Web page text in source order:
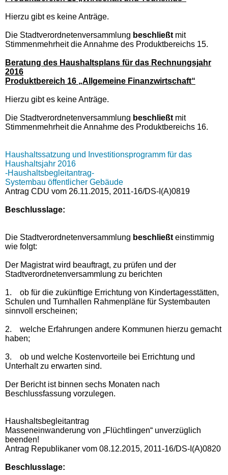
Hierzu gibt es keine Anträge.
Die Stadtverordnetenversammlung beschließt mit
Stimmenmehrheit die Annahme des Produktbereichs 15.
Beratung des Haushaltsplans für das Rechnungsjahr
2016
Produktbereich 16 „Allgemeine Finanzwirtschaft“
Hierzu gibt es keine Anträge.
Die Stadtverordnetenversammlung beschließt mit
Stimmenmehrheit die Annahme des Produktbereichs 16.
Haushaltssatzung und Investitionsprogramm für das
Haushaltsjahr 2016
-Haushaltsbegleitantrag-
Systembau öffentlicher Gebäude
Antrag CDU vom 26.11.2015, 2011-16/DS-I(A)0819
Beschlusslage:
Die Stadtverordnetenversammlung beschließt einstimmig
wie folgt:
Der Magistrat wird beauftragt, zu prüfen und der
Stadtverordnetenversammlung zu berichten
1.
ob für die zukünftige Errichtung von Kindertagesstätten,
Schulen und Turnhallen Rahmenpläne für Systembauten
sinnvoll erscheinen;
2.
welche Erfahrungen andere Kommunen hierzu gemacht
haben;
3.
ob und welche Kostenvorteile bei Errichtung und
Unterhalt zu erwarten sind.
Der Bericht ist binnen sechs Monaten nach
Beschlussfassung vorzulegen.
Haushaltsbegleitantrag
Masseneinwanderung von „Flüchtlingen“ unverzüglich
beenden!
Antrag Republikaner vom 08.12.2015, 2011-16/DS-I(A)0820
Beschlusslage: